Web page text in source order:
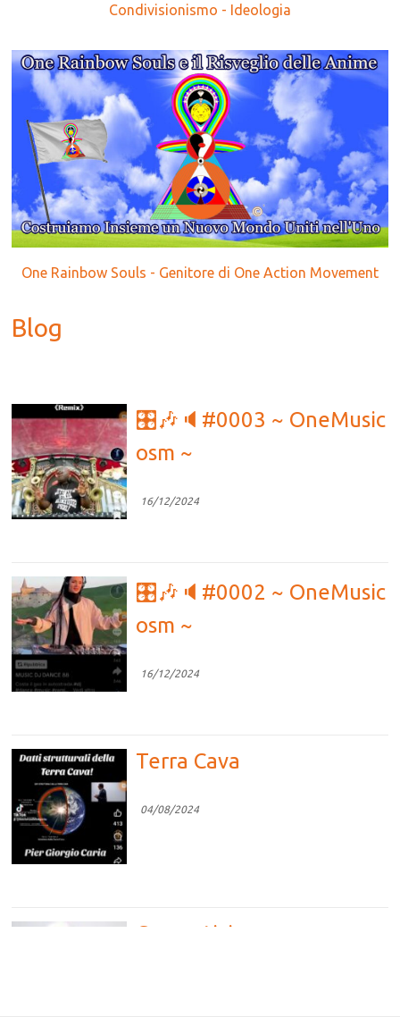
Condivisionismo - Ideologia
One Rainbow Souls - Genitore di One Action Movement
Blog
🎛🎶🔈#0003 ~ OneMusic
osm ~
16/12/2024
🎛🎶🔈#0002 ~ OneMusic
osm ~
16/12/2024
Terra Cava
04/08/2024
Competizione vs